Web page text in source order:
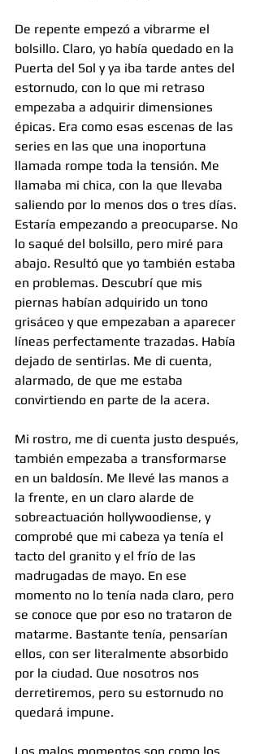
De repente empezó a vibrarme el
bolsillo. Claro, yo había quedado en la
Puerta del Sol y ya iba tarde antes del
estornudo, con lo que mi retraso
empezaba a adquirir dimensiones
épicas. Era como esas escenas de las
series en las que una inoportuna
llamada rompe toda la tensión. Me
llamaba mi chica, con la que llevaba
saliendo por lo menos dos o tres días.
Estaría empezando a preocuparse. No
lo saqué del bolsillo, pero miré para
abajo. Resultó que yo también estaba
en problemas. Descubrí que mis
piernas habían adquirido un tono
grisáceo y que empezaban a aparecer
líneas perfectamente trazadas. Había
dejado de sentirlas. Me di cuenta,
alarmado, de que me estaba
convirtiendo en parte de la acera.
Mi rostro, me di cuenta justo después,
también empezaba a transformarse
en un baldosín. Me llevé las manos a
la frente, en un claro alarde de
sobreactuación hollywoodiense, y
comprobé que mi cabeza ya tenía el
tacto del granito y el frío de las
madrugadas de mayo. En ese
momento no lo tenía nada claro, pero
se conoce que por eso no trataron de
matarme. Bastante tenía, pensarían
ellos, con ser literalmente absorbido
por la ciudad. Que nosotros nos
derretiremos, pero su estornudo no
quedará impune.